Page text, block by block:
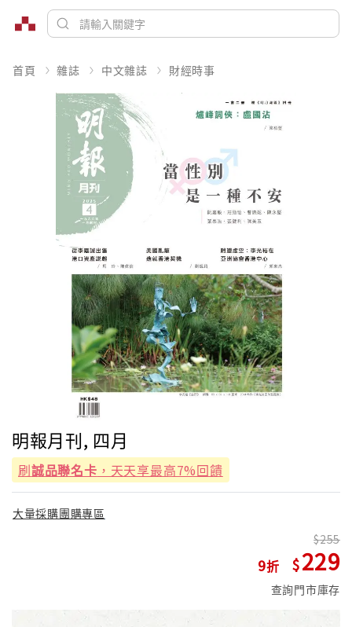
首頁 雜誌 中文雜誌 財經時事
明報月刊, 四月
刷誠品聯名卡 ，天天享最高7%回饋
大量採購團購專區
9
255
229
查詢門市庫存